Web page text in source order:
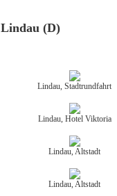
Lindau (D)
Lindau, Stadtrundfahrt
Lindau, Hotel Viktoria
Lindau, Altstadt
Lindau, Altstadt